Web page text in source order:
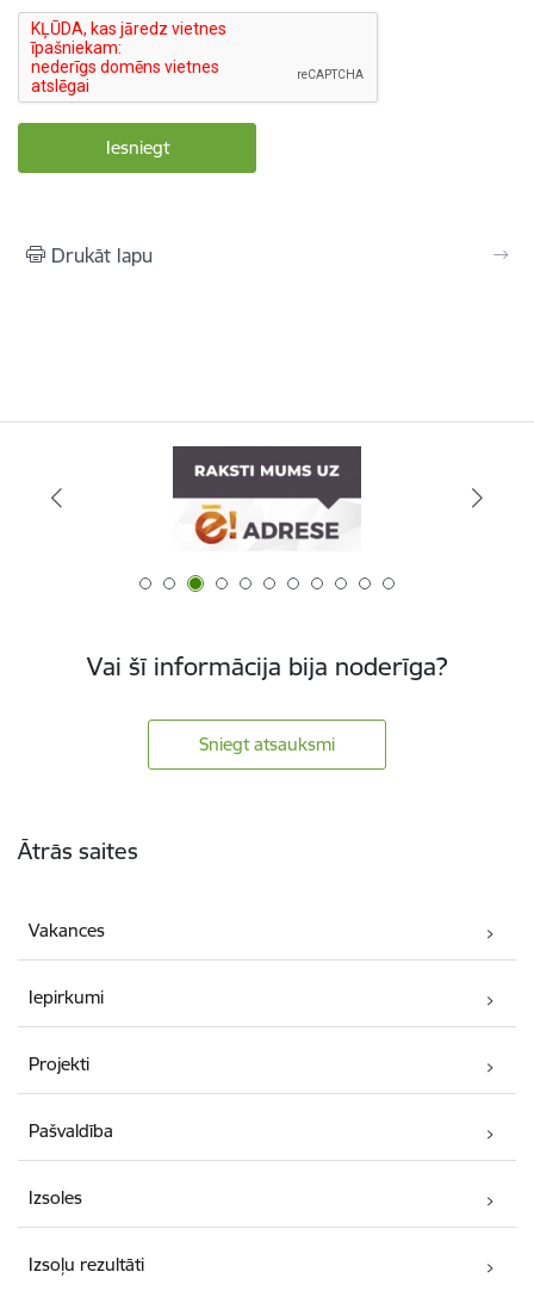
Drukāt lapu
Vai šī informācija bija noderīga?
Sniegt atsauksmi
Ātrās saites
Vakances
Iepirkumi
Projekti
Pašvaldība
Izsoles
Izsoļu rezultāti